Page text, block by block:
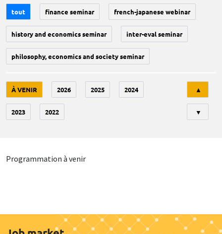
tout finance seminar french-japanese webinar
history and economics seminar inter-eval seminar
philosophy, economics and society seminar
À VENIR 2026 2025 2024
2023 2022
▲
▼
Programmation à venir